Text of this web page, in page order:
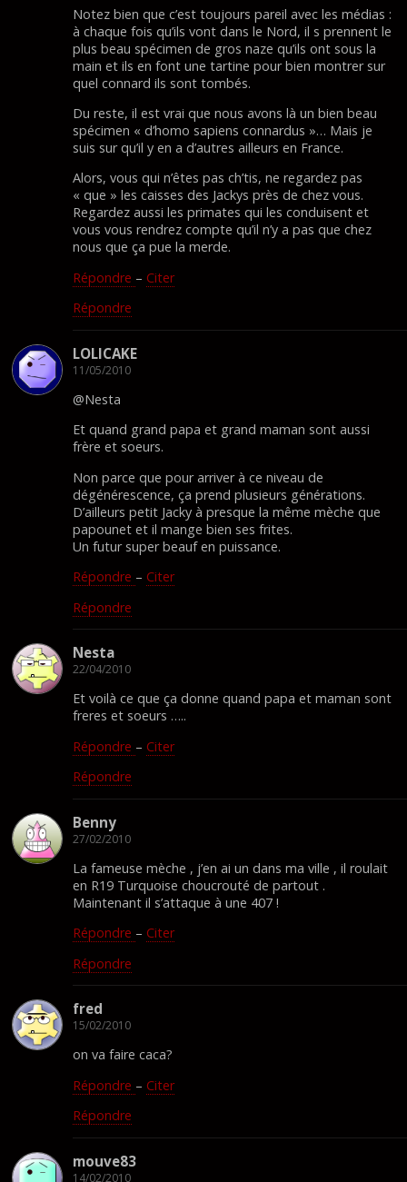
Notez bien que c’est toujours pareil avec les médias :
à chaque fois qu’ils vont dans le Nord, il s prennent le
plus beau spécimen de gros naze qu’ils ont sous la
main et ils en font une tartine pour bien montrer sur
quel connard ils sont tombés.
Du reste, il est vrai que nous avons là un bien beau
spécimen « d’homo sapiens connardus »… Mais je
suis sur qu’il y en a d’autres ailleurs en France.
Alors, vous qui n’êtes pas ch’tis, ne regardez pas
« que » les caisses des Jackys près de chez vous.
Regardez aussi les primates qui les conduisent et
vous vous rendrez compte qu’il n’y a pas que chez
nous que ça pue la merde.
Répondre – Citer
Répondre
LOLICAKE
11/05/2010
@Nesta
Et quand grand papa et grand maman sont aussi
frère et soeurs.
Non parce que pour arriver à ce niveau de
dégénérescence, ça prend plusieurs générations.
D’ailleurs petit Jacky à presque la même mèche que
papounet et il mange bien ses frites.
Un futur super beauf en puissance.
Répondre – Citer
Répondre
Nesta
22/04/2010
Et voilà ce que ça donne quand papa et maman sont
freres et soeurs …..
Répondre – Citer
Répondre
Benny
27/02/2010
La fameuse mèche , j’en ai un dans ma ville , il roulait
en R19 Turquoise choucrouté de partout .
Maintenant il s’attaque à une 407 !
Répondre – Citer
Répondre
fred
15/02/2010
on va faire caca?
Répondre – Citer
Répondre
mouve83
14/02/2010